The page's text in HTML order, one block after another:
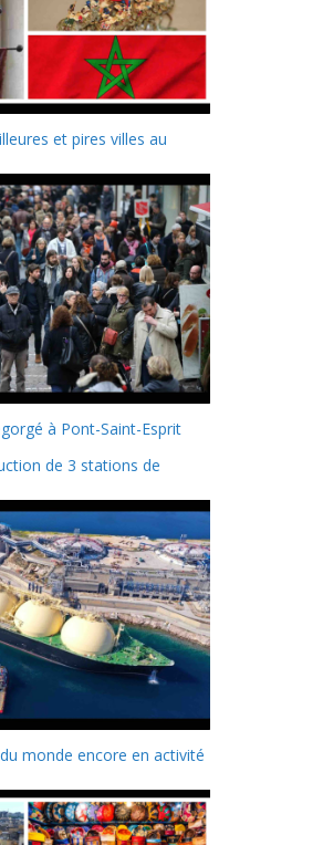
et pires villes au
à Pont-Saint-Esprit
de 3 stations de
monde encore en activité